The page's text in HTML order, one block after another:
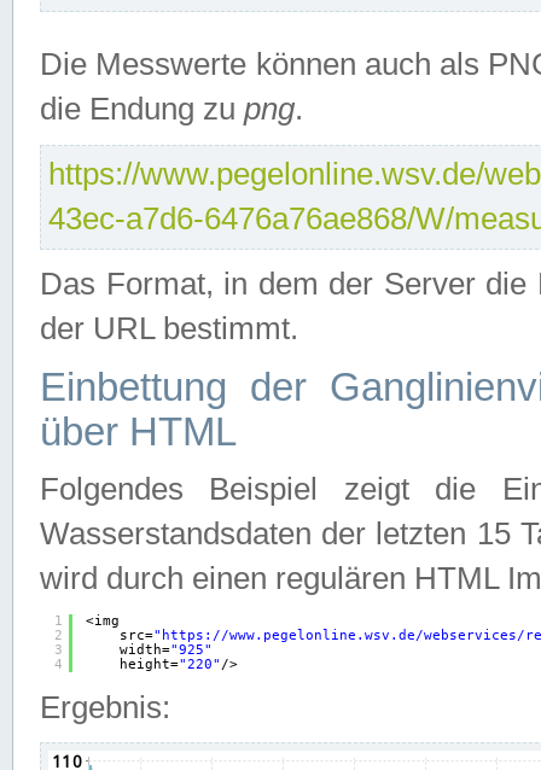
Die Messwerte können auch als
die Endung zu png.
https://www.pegelonline.wsv.de/
43ec-a7d6-6476a76ae868/W/
Das Format, in dem der Server
der URL bestimmt.
Einbettung der
über HTML
Folgendes Beispiel zeigt die
Wasserstandsdaten der letzten 15
wird durch einen regulären HTML
1
2
3
4
<img
src=" https://www.pegelonline.wsv.de/webservices/
width="925"
height="220" />
Ergebnis: